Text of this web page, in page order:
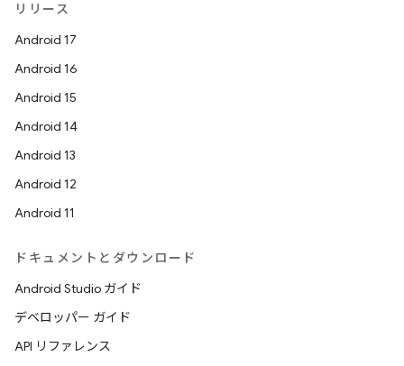
リリース
Android 17
Android 16
Android 15
Android 14
Android 13
Android 12
Android 11
ドキュメントとダウンロード
Android Studio ガイド
デベロッパー ガイド
API リファレンス